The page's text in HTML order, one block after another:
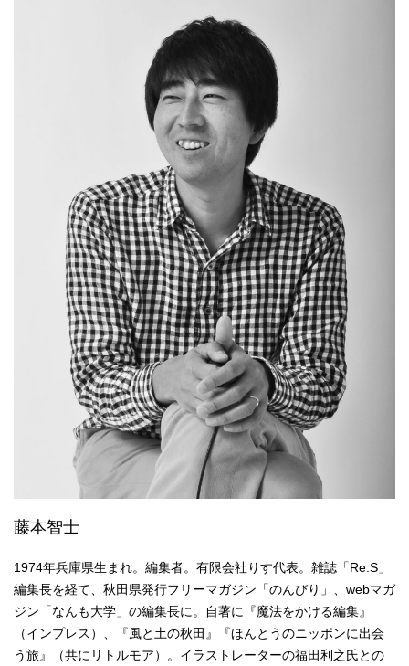
藤本智士
1974年兵庫県生まれ。編集者。有限会社りす代表。雑誌「Re:S」
編集長を経て、秋田県発行フリーマガジン「のんびり」、webマガ
ジン「なんも大学」の編集長に。自著に『魔法をかける編集』
（インプレス）、『風と土の秋田』『ほんとうのニッポンに出会
う旅』（共にリトルモア）。イラストレーターの福田利之氏との